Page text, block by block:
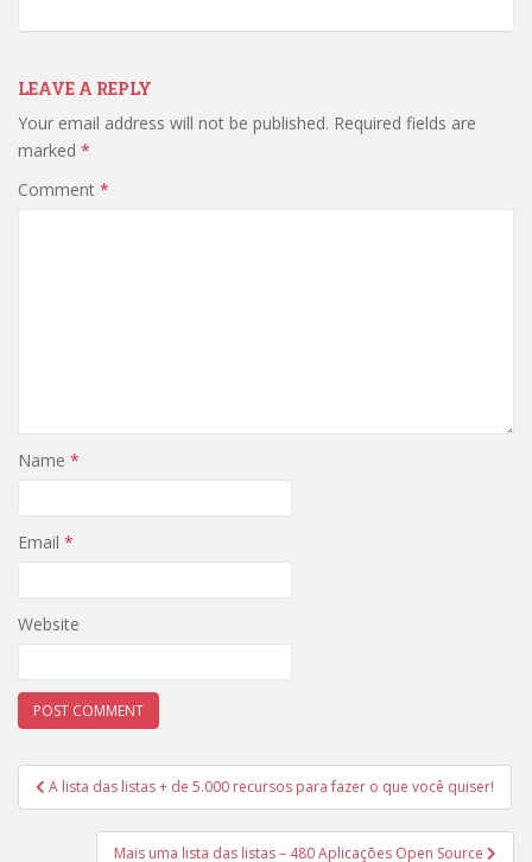
LEAVE A REPLY
Your email address will not be published. Required fields are
marked *
Comment *
Name *
Email *
Website
Post
navigation
A lista das listas + de 5.000 recursos para fazer o que você quiser!
Mais uma lista das listas – 480 Aplicações Open Source